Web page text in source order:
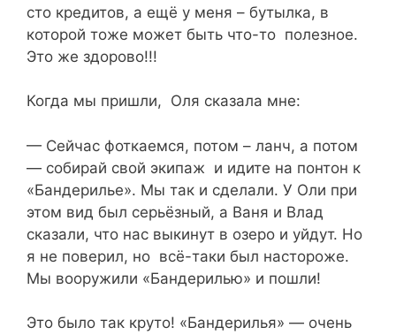
сто кредитов, а ещё у меня – бутылка, в
которой тоже может быть что-то полезное.
Это же здорово!!!
Когда мы пришли, Оля сказала мне:
— Сейчас фоткаемся, потом – ланч, а потом
— собирай свой экипаж и идите на понтон к
«Бандерилье». Мы так и сделали. У Оли при
этом вид был серьёзный, а Ваня и Влад
сказали, что нас выкинут в озеро и уйдут. Но
я не поверил, но всё-таки был настороже.
Мы вооружили «Бандерилью» и пошли!
Это было так круто! «Бандерилья» — очень